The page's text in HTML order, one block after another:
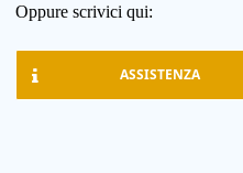
Oppure scrivici qui:
ASSISTENZA